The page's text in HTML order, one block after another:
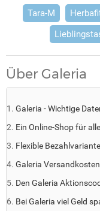
Tara-M
Über Galeria
Galeria - Wichtige
Ein Online-Shop für
Flexible
Galeria
Den Galeria
Bei Galeria viel Geld